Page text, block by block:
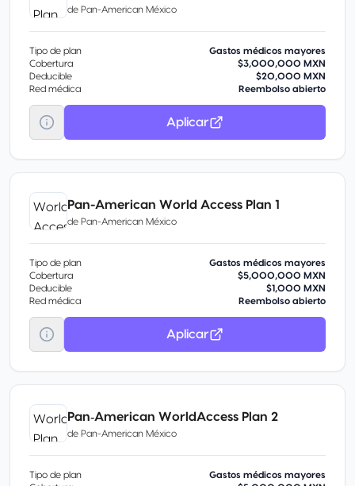
de Pan-American México
Tipo de plan
Gastos médicos mayores
Cobertura
$3,000,000 MXN
Deducible
$20,000 MXN
Red médica
Reembolso abierto
Aplicar
Pan-American World Access Plan 1
de Pan-American México
Tipo de plan
Gastos médicos mayores
Cobertura
$5,000,000 MXN
Deducible
$1,000 MXN
Red médica
Reembolso abierto
Aplicar
Pan‑American WorldAccess Plan 2
de Pan-American México
Tipo de plan
Gastos médicos mayores